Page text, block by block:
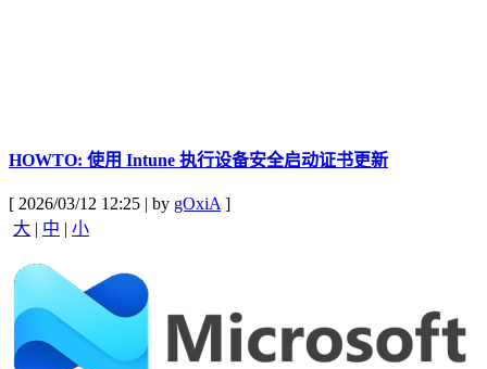
HOWTO: 使用 Intune 执行设备安全启动证书更新
[ 2026/03/12 12:25 | by gOxiA]
大 | 中 | 小